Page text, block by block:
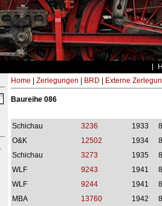
Home Zerlegungen BRD Externe
Baureihe 086
Schichau 3236 1933
O&K
12502 1934
Schichau
3273 1935
WLF
9243 1941
WLF
9244 1941
MBA
13760 1942